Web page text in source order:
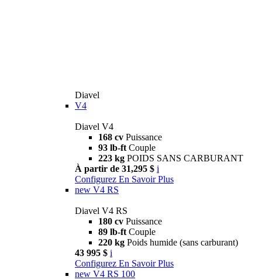
Diavel
V4
Diavel V4
168 cv Puissance
93 lb-ft Couple
223 kg POIDS SANS CARBURANT
À partir de 31,295 $ i
Configurez En Savoir Plus
new V4 RS
Diavel V4 RS
180 cv Puissance
89 lb-ft Couple
220 kg Poids humide (sans carburant)
43 995 $ i
Configurez En Savoir Plus
new V4 RS 100